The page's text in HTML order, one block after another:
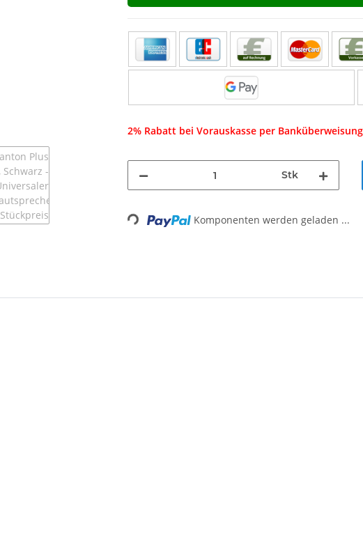
2% Rabatt bei Vorauskasse per Banküberweisung
Stk
Loading... Komponenten werden geladen ...